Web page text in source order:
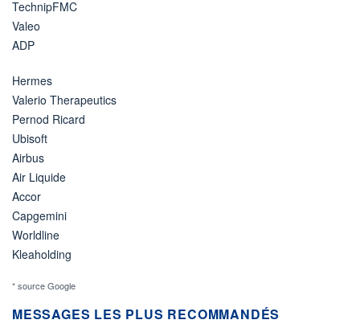
TechnipFMC
Valeo
ADP
Hermes
Valerio Therapeutics
Pernod Ricard
Ubisoft
Airbus
Air Liquide
Accor
Capgemini
Worldline
Kleaholding
* source Google
MESSAGES LES PLUS RECOMMANDÉS